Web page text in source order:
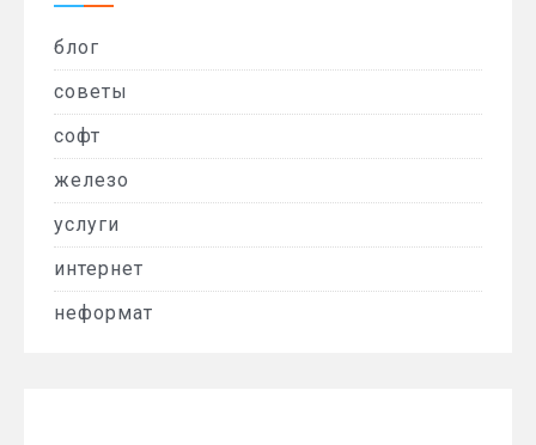
блог
советы
софт
железо
услуги
интернет
неформат